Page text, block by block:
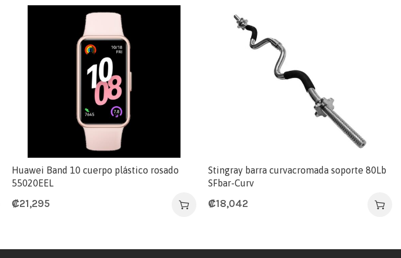
Huawei Band 10 cuerpo plástico rosado
55020EEL
₡21,295
Stingray barra curvacromada soporte 80Lb
SFbar-Curv
₡18,042